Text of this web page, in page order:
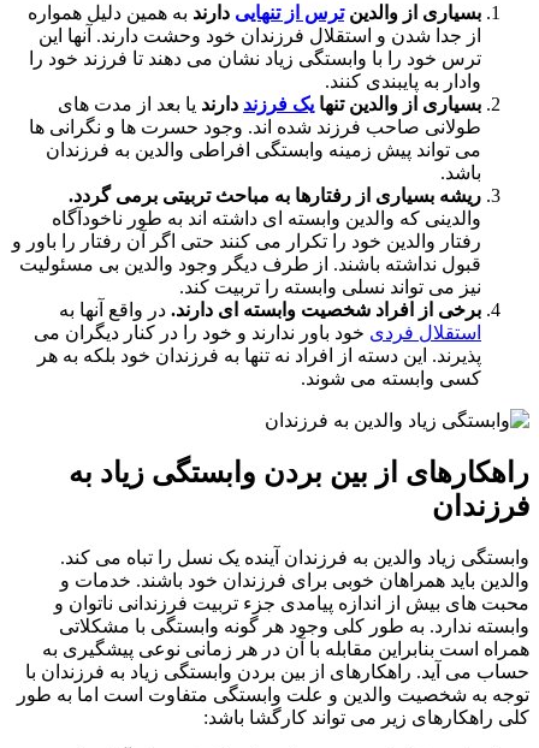
بسیاری از والدین ترس از تنهاییدارند به همین دلیل همواره
از جدا شدن و استقلال فرزندان خود وحشت دارند. آنها این
ترس خود را با وابستگی زیاد نشان می دهند تا فرزند خود را
وادار به پایبندی کنند.
بسیاری از والدین تنهایک فرزنددارند یا بعد از مدت های
طولانی صاحب فرزند شده اند. وجود حسرت ها و نگرانی ها
می تواند پیش زمینه وابستگی افراطی والدین به فرزندان
باشد.
ریشه بسیاری از رفتارها به مباحث تربیتی برمی گردد.
والدینی که والدین وابسته ای داشته اند به طور ناخودآگاه
رفتار والدین خود را تکرار می کنند حتی اگر آن رفتار را باور و
قبول نداشته باشند. از طرف دیگر وجود والدین بی مسئولیت
نیز می تواند نسلی وابسته را تربیت کند.
برخی از افراد شخصیت وابسته ای دارند.در واقع آنها به
استقلال فردیخود باور ندارند و خود را در کنار دیگران می
پذیرند. این دسته از افراد نه تنها به فرزندان خود بلکه به هر
کسی وابسته می شوند.
از بین بردن وابستگی زیاد به
زیاد والدین به فرزندان آینده یک نسل را تباه می کند.
باید همراهان خوبی برای فرزندان خود باشند. خدمات و
های بیش از اندازه پیامدی جزء تربیت فرزندانی ناتوان و
ندارد. به طور کلی وجود هر گونه وابستگی با مشکلاتی
است بنابراین مقابله با آن در هر زمانی نوعی پیشگیری به
می آید. راهکارهای از بین بردن وابستگی زیاد به فرزندان با
به شخصیت والدین و علت وابستگی متفاوت است اما به طور
زیر می تواند کارگشا باشد: